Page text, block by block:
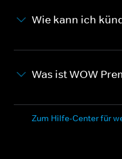
Wie kann ich
Was ist WOW
Zum Hilfe-Center für